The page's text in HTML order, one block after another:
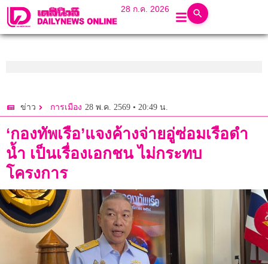
28 ก.ค. 2026
ข่าว การเมือง 28 พ.ค. 2569 • 20:49 น.
‘กองทัพเรือ’แจงค้างจ่ายอู่ซ่อมเรือดำ
น้ำ เป็นเรื่องเอกชน ไม่กระทบ
โครงการ